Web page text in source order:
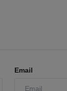
Email